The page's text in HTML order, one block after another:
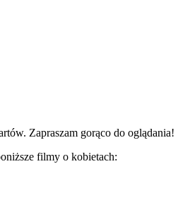
Zapraszam gorąco do oglądania!
filmy o kobietach: